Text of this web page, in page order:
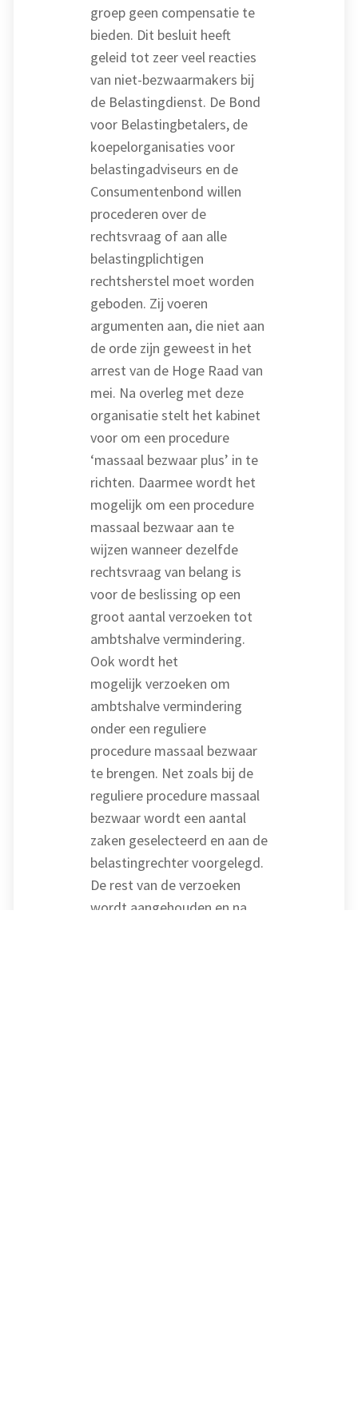
groep geen compensatie te
bieden. Dit besluit heeft
geleid tot zeer veel reacties
van niet-bezwaarmakers bij
de Belastingdienst. De Bond
voor Belastingbetalers, de
koepelorganisaties voor
belastingadviseurs en de
Consumentenbond willen
procederen over de
rechtsvraag of aan alle
belastingplichtigen
rechtsherstel moet worden
geboden. Zij voeren
argumenten aan, die niet aan
de orde zijn geweest in het
arrest van de Hoge Raad van
mei. Na overleg met deze
organisatie stelt het kabinet
voor om een procedure
‘massaal bezwaar plus’ in te
richten. Daarmee wordt het
mogelijk om een procedure
massaal bezwaar aan te
wijzen wanneer dezelfde
rechtsvraag van belang is
voor de beslissing op een
groot aantal verzoeken tot
ambtshalve vermindering.
Ook wordt het
mogelijk verzoeken om
ambtshalve vermindering
onder een reguliere
procedure massaal bezwaar
te brengen. Net zoals bij de
reguliere procedure massaal
bezwaar wordt een aantal
zaken geselecteerd en aan de
belastingrechter voorgelegd.
De rest van de verzoeken
wordt aangehouden en na